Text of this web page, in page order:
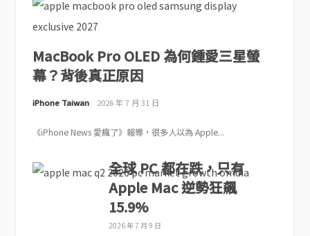
MacBook Pro OLED 為何鍾愛三星螢
幕？背後真正原因
iPhone Taiwan 2026 年 7 月 31 日
《iPhone News 愛瘋了》報導，很多人以為 Apple...
全球 PC 都在跌，只有
Apple Mac 逆勢狂飆
15.9%
2026 年 7 月 9 日